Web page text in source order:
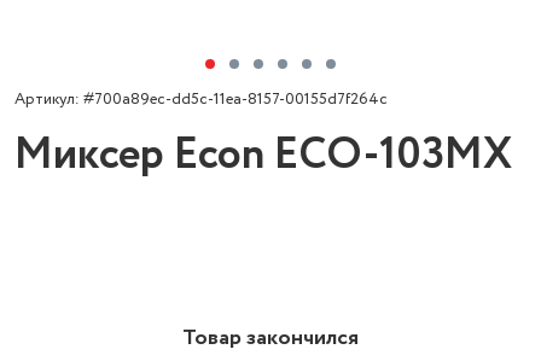
Артикул: #700a89ec-dd5c-11ea-8157-00155d7f264c
Миксер Econ ECO-103MX
Товар закончился